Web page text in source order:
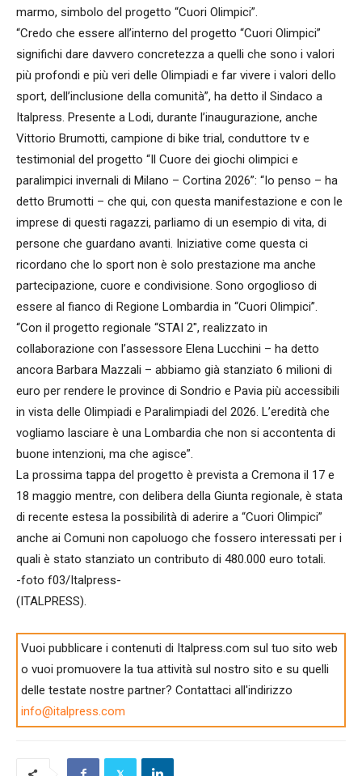
marmo, simbolo del progetto “Cuori Olimpici”.
“Credo che essere all’interno del progetto “Cuori Olimpici”
significhi dare davvero concretezza a quelli che sono i valori
più profondi e più veri delle Olimpiadi e far vivere i valori dello
sport, dell’inclusione della comunità”, ha detto il Sindaco a
Italpress. Presente a Lodi, durante l’inaugurazione, anche
Vittorio Brumotti, campione di bike trial, conduttore tv e
testimonial del progetto “Il Cuore dei giochi olimpici e
paralimpici invernali di Milano – Cortina 2026”: “Io penso – ha
detto Brumotti – che qui, con questa manifestazione e con le
imprese di questi ragazzi, parliamo di un esempio di vita, di
persone che guardano avanti. Iniziative come questa ci
ricordano che lo sport non è solo prestazione ma anche
partecipazione, cuore e condivisione. Sono orgoglioso di
essere al fianco di Regione Lombardia in “Cuori Olimpici”.
“Con il progetto regionale “STAI 2″, realizzato in
collaborazione con l’assessore Elena Lucchini – ha detto
ancora Barbara Mazzali – abbiamo già stanziato 6 milioni di
euro per rendere le province di Sondrio e Pavia più accessibili
in vista delle Olimpiadi e Paralimpiadi del 2026. L’eredità che
vogliamo lasciare è una Lombardia che non si accontenta di
buone intenzioni, ma che agisce”.
La prossima tappa del progetto è prevista a Cremona il 17 e
18 maggio mentre, con delibera della Giunta regionale, è stata
di recente estesa la possibilità di aderire a “Cuori Olimpici”
anche ai Comuni non capoluogo che fossero interessati per i
quali è stato stanziato un contributo di 480.000 euro totali.
-foto f03/Italpress-
(ITALPRESS).
Vuoi pubblicare i contenuti di Italpress.com sul tuo sito web
o vuoi promuovere la tua attività sul nostro sito e su quelli
delle testate nostre partner? Contattaci all'indirizzo
info@italpress.com